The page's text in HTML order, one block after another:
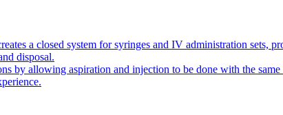
a closed system for syringes and IV administration sets,
disposal.
by allowing aspiration and injection to be done with the